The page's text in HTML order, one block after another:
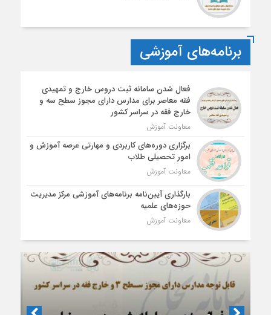
برنامه‌های آموزشی
فعال شدن سامانه ثبت دروس خارج و تمهیدی
فقه معاصر برای مدارس دارای مجوز سطح سه و
خارج فقه در سراسر کشور
معاونت آموزش
برگزاری دوره‌های کاربردی و مهارتی عرصه آموزش و
امور تحصیلی طلاب
معاونت آموزش
بارگذاری آیین‌نامه برنامه‌های آموزشی مرکز مدیریت
حوزه‌های علمیه
معاونت آموزش